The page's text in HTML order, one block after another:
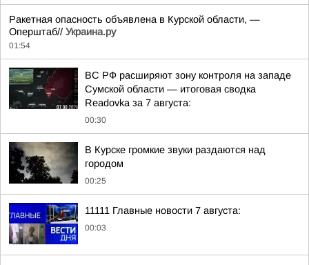
Ракетная опасность объявлена в Курской области, —
Оперштаб// Украина.ру
01:54
ВС РФ расширяют зону контроля на западе
Сумской области — итоговая сводка
Readovka за 7 августа:
00:30
В Курске громкие звуки раздаются над
городом
00:25
11111 Главные новости 7 августа:
00:03